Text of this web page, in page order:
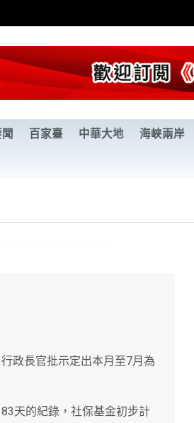
百家臺 中華大地 海峽兩岸
政長官批示定出本月至7月為
天的紀錄，社保基金初步計